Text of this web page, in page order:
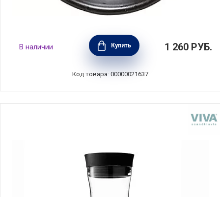
Тарелка десертная Notos 8 см, материал
керамика, цвет черный, Costa Nova,
Португалия, NLD081-LTB(NLD081-VC7192)
В наличии Купить 1 260 РУБ.
Код товара: 00000021637